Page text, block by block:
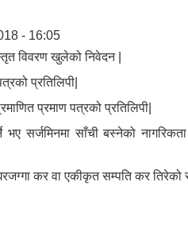
- 16:05
विवरण खुलेको निवेदन |
प्रतिलिपी|
प्रमाण पत्रको प्रतिलिपी|
भए सर्जमिनमा साँची बस्नेको
कर वा एकीकृत सम्पति कर तिरेको